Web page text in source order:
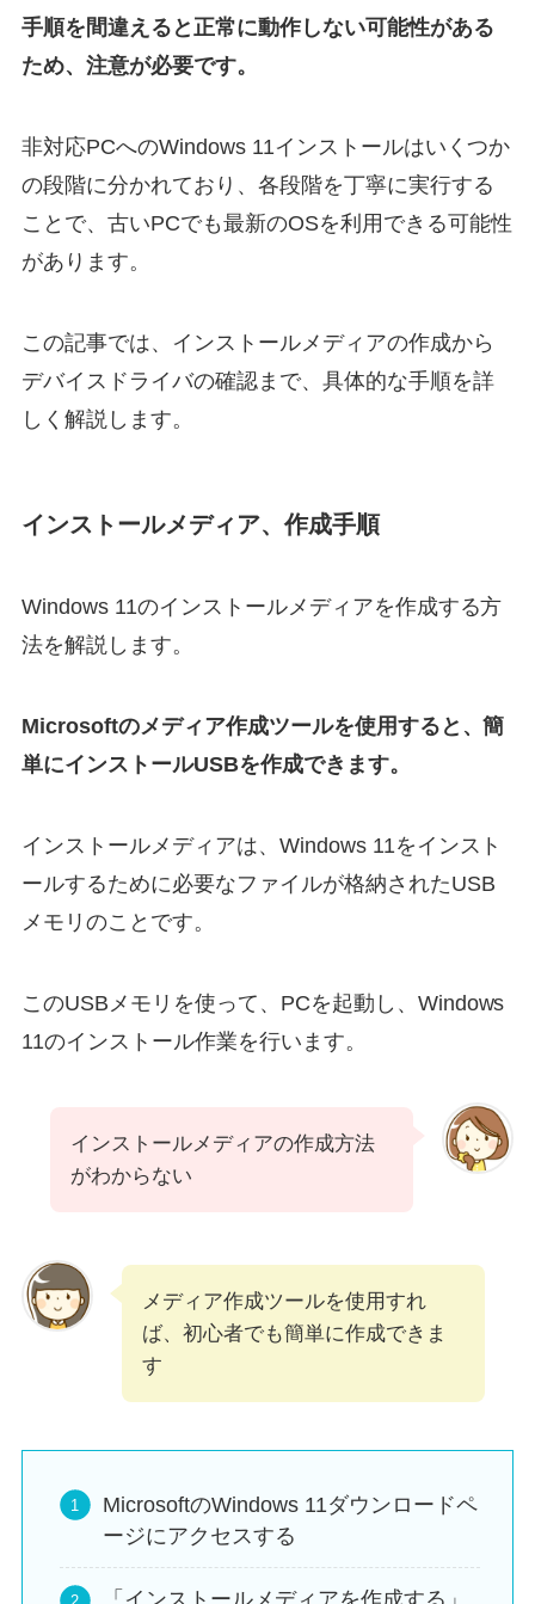
手順を間違えると正常に動作しない可能性がある
ため、注意が必要です。
非対応PCへのWindows 11インストールはいくつか
の段階に分かれており、各段階を丁寧に実行する
ことで、古いPCでも最新のOSを利用できる可能性
があります。
この記事では、インストールメディアの作成から
デバイスドライバの確認まで、具体的な手順を詳
しく解説します。
インストールメディア、作成手順
Windows 11のインストールメディアを作成する方
法を解説します。
Microsoftのメディア作成ツールを使用すると、簡
単にインストールUSBを作成できます。
インストールメディアは、Windows 11をインスト
ールするために必要なファイルが格納されたUSB
メモリのことです。
このUSBメモリを使って、PCを起動し、Windows
11のインストール作業を行います。
インストールメディアの作成方法
がわからない
メディア作成ツールを使用すれ
ば、初心者でも簡単に作成できま
す
MicrosoftのWindows 11ダウンロードペ
ージにアクセスする